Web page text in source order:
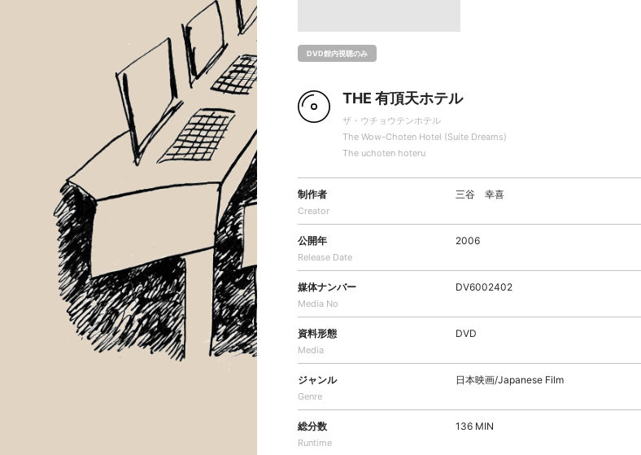
DVD館内視聴のみ
THE 有頂天ホテル
ザ・ウチョウテンホテル
The Wow-Choten Hotel (Suite Dreams)
The uchoten hoteru
制作者
Creator
三谷 幸喜
公開年
Release Date
2006
媒体ナンバー
Media No
DV6002402
資料形態
Media
DVD
ジャンル
Genre
日本映画/Japanese Film
総分数
Runtime
136 MIN